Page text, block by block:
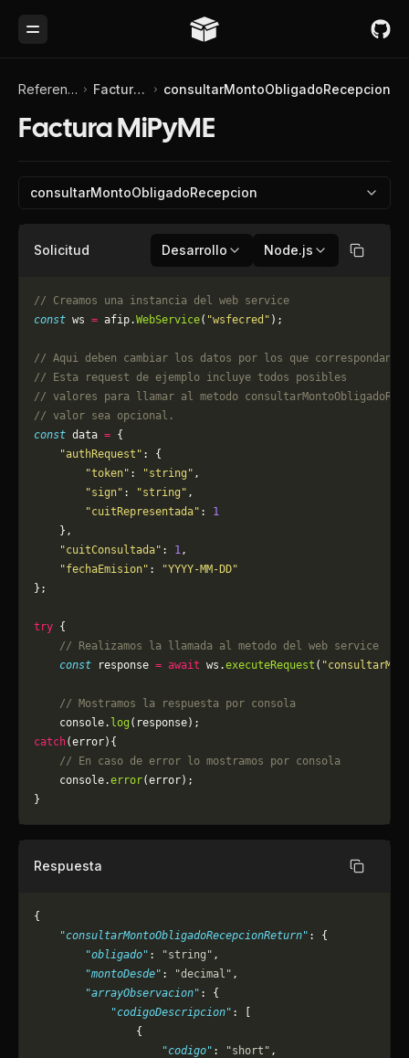
Toggle Menu
Referencia de API Factura MiPyME consultarMontoObligadoRecepcion
Factura MiPyME
consultarMontoObligadoRecepcion
Solicitud Desarrollo Node.js Copiar
// Creamos una instancia del web service
const ws = afip.WebService( "wsfecred" );
// Aqui deben cambiar los datos por los que correspondan.
// Esta request de ejemplo incluye todos posibles
// valores para llamar al metodo
// valor sea opcional.
const data = {
    "authRequest"
: {
        "token"
: "string" ,
        "sign"
: "string" ,
        "cuitRepresentada"
: 1
    },
    "cuitConsultada"
: 1,
    "fechaEmision"
:
"YYYY-MM-DD"
};
try {
    // Realizamos la llamada al metodo del web service
    const
response = await ws.executeRequest (
    // Mostramos la respuesta por consola
    console.
log (response);
catch(error){
    // En caso de error lo mostramos por consola
	console.
error(error);
}
Respuesta Copiar
{
    "consultarMontoObligadoRecepcionReturn"
: {
        "obligado"
: "string" ,
        "montoDesde"
: "decimal" ,
        "arrayObservacion"
: {
            "codigoDescripcion"
: [
                {
                    "codigo"
: "short" ,